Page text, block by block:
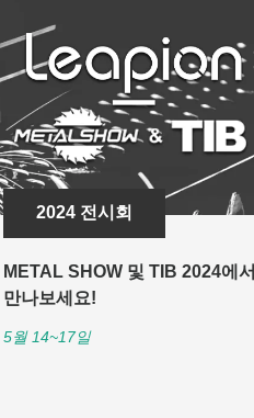
METAL SHOW 및 TIB 2024에서
만나보세요!
5월 14~17일
2024 전시회